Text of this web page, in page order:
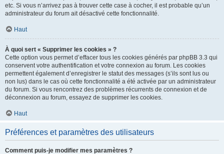
etc. Si vous n’arrivez pas à trouver cette case à cocher, il est probable qu’un
administrateur du forum ait désactivé cette fonctionnalité.
Haut
À quoi sert « Supprimer les cookies » ?
Cette option vous permet d’effacer tous les cookies générés par phpBB 3.3 qui
conservent votre authentification et votre connexion au forum. Les cookies
permettent également d’enregistrer le statut des messages (s’ils sont lus ou
non lus) dans le cas où cette fonctionnalité a été activée par un administrateur
du forum. Si vous rencontrez des problèmes récurrents de connexion et de
déconnexion au forum, essayez de supprimer les cookies.
Haut
Préférences et paramètres des utilisateurs
Comment puis-je modifier mes paramètres ?